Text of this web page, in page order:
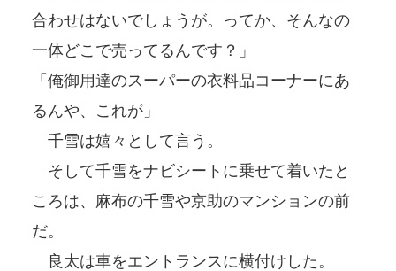
合わせはないでしょうが。ってか、そんなの
一体どこで売ってるんです？」
「俺御用達のスーパーの衣料品コーナーにあ
るんや、これが」
千雪は嬉々として言う。
そして千雪をナビシートに乗せて着いたと
ころは、麻布の千雪や京助のマンションの前
だ。
良太は車をエントランスに横付けした。